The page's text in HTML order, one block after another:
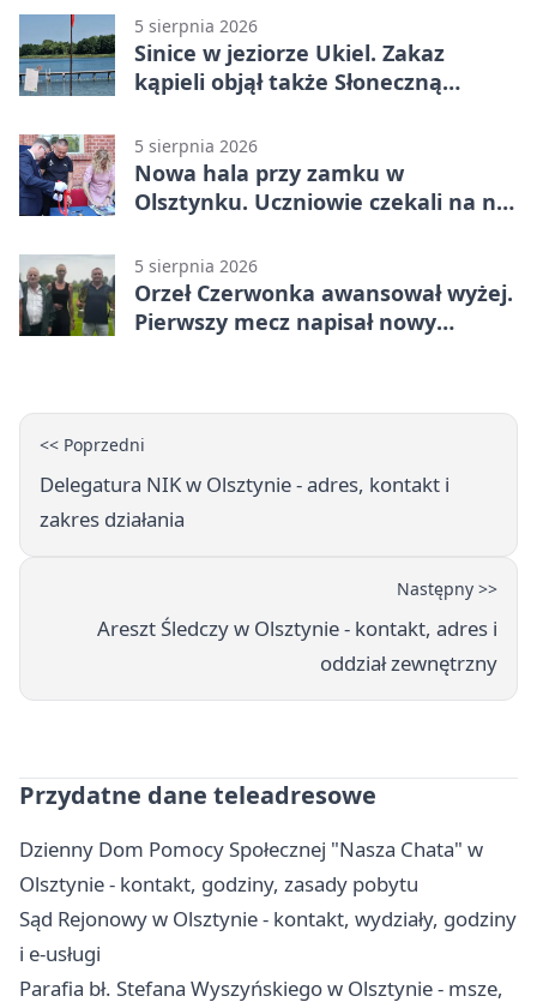
5 sierpnia 2026
Sinice w jeziorze Ukiel. Zakaz
kąpieli objął także Słoneczną
5 sierpnia 2026
Nowa hala przy zamku w
Olsztynku. Uczniowie czekali na nią
5 sierpnia 2026
Orzeł Czerwonka awansował wyżej.
Pierwszy mecz napisał nowy
<< Poprzedni
Delegatura NIK w Olsztynie - adres, kontakt i
zakres działania
Następny >>
Areszt Śledczy w Olsztynie - kontakt, adres i
oddział zewnętrzny
Przydatne dane teleadresowe
Dzienny Dom Pomocy Społecznej "Nasza Chata" w
Olsztynie - kontakt, godziny, zasady pobytu
Sąd Rejonowy w Olsztynie - kontakt, wydziały, godziny
i e-usługi
Parafia bł. Stefana Wyszyńskiego w Olsztynie - msze,